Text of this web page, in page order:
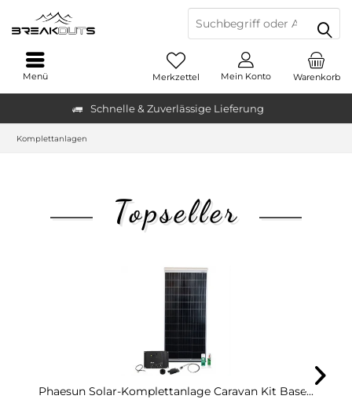
Schnelle & Zuverlässige Lieferung
Warenkorb
Merkzettel Mein Konto
Menü
Komplettanlagen
Topseller
Phaesun Solar-Komplettanlage Caravan Kit Base...